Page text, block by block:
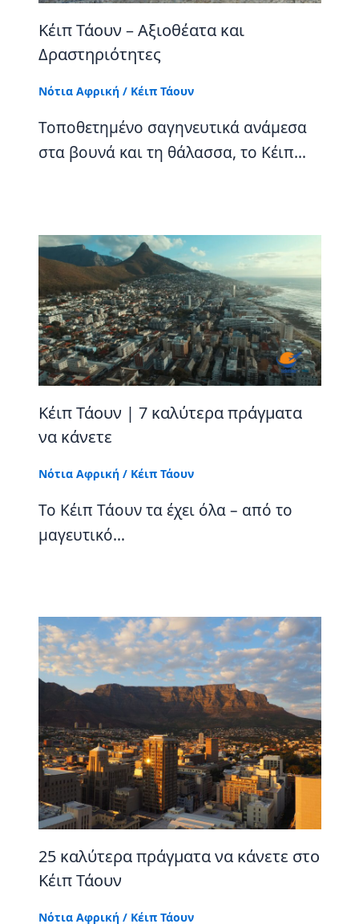
Κέιπ Τάουν – Αξιοθέατα και
Δραστηριότητες
Νότια Αφρική/ Κέιπ Τάουν
Τοποθετημένο σαγηνευτικά ανάμεσα
στα βουνά και τη θάλασσα, το Κέιπ…
Κέιπ Τάουν | 7 καλύτερα πράγματα
να κάνετε
Νότια Αφρική/ Κέιπ Τάουν
Το Κέιπ Τάουν τα έχει όλα – από το
μαγευτικό…
25 καλύτερα πράγματα να κάνετε στο
Κέιπ Τάουν
Νότια Αφρική/ Κέιπ Τάουν